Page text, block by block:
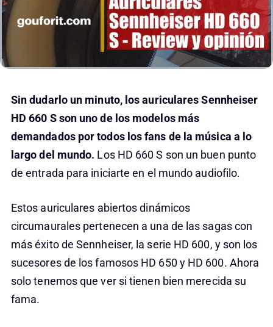
Sin dudarlo un minuto, los auriculares Sennheiser
HD 660 S son uno de los modelos más
demandados por todos los fans de la música a lo
largo del mundo. Los HD 660 S son un buen punto
de entrada para iniciarte en el mundo audiofilo.
Estos auriculares abiertos dinámicos
circumaurales pertenecen a una de las sagas con
más éxito de Sennheiser, la serie HD 600, y son los
sucesores de los famosos HD 650 y HD 600. Ahora
solo tenemos que ver si tienen bien merecida su
fama.